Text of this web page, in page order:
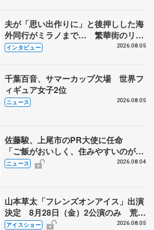
夫が「思い出作りに」と後押しした海
外同行がミラノまで… 繁華街のリン
クでは不良のお兄さんも味方に 小林
インタビュー 2026.08.05
千葉百音、サマーカップ欠場 世界フ
ィギュア女子2位
ニュース 2026.08.05
佐藤駿、上尾市のPR大使に任命
「ご飯がおいしく、住みやすいのが魅
力」
ニュース 2026.08.04
山本草太「フレンズオンアイス」出演
決定 8月28日（金）2公演のみ 荒川
静香さんプロデュース、20周年のアイ
アイスショー 2026.08.05